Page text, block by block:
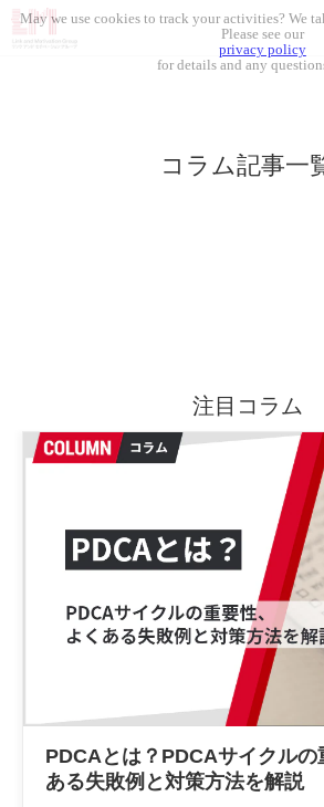
お役立ち資料
コラム記事一
注目コラム
PDCAとは？PDCAサイクルの
ある失敗例と対策方法を解説
May we use cookies to track your activities? We
Please see our
privacy policy
for details and any